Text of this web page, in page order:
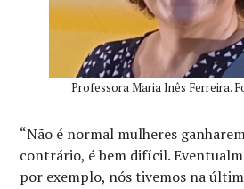
Professora Maria Inês Ferreira.
“Não é normal mulheres
contrário, é bem difícil.
por exemplo, nós tivemos na